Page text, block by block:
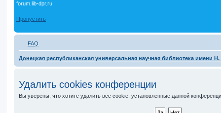
forum.lib-dpr.ru
Пропустить
FAQ
Донецкая республиканская универсальная научная библиотека имени
Удалить cookies конференции
Вы уверены, что хотите удалить все cookie, установленные данной